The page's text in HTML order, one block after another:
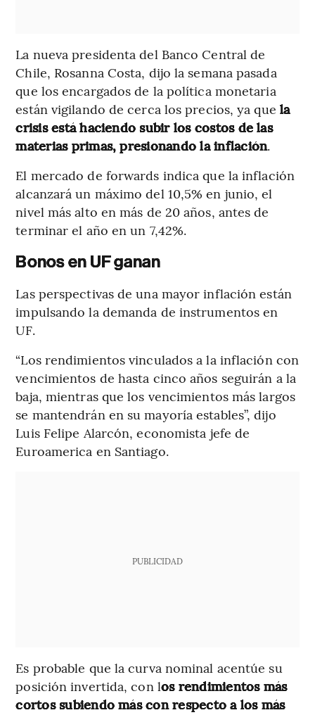
La nueva presidenta del Banco Central de
Chile, Rosanna Costa, dijo la semana pasada
que los encargados de la política monetaria
están vigilando de cerca los precios, ya que la
crisis está haciendo subir los costos de las
materias primas, presionando la inflación.
El mercado de forwards indica que la inflación
alcanzará un máximo del 10,5% en junio, el
nivel más alto en más de 20 años, antes de
terminar el año en un 7,42%.
Bonos en UF ganan
Las perspectivas de una mayor inflación están
impulsando la demanda de instrumentos en
UF.
“Los rendimientos vinculados a la inflación con
vencimientos de hasta cinco años seguirán a la
baja, mientras que los vencimientos más largos
se mantendrán en su mayoría estables”, dijo
Luis Felipe Alarcón, economista jefe de
Euroamerica en Santiago.
PUBLICIDAD
Es probable que la curva nominal acentúe su
posición invertida, con los rendimientos más
cortos subiendo más con respecto a los más